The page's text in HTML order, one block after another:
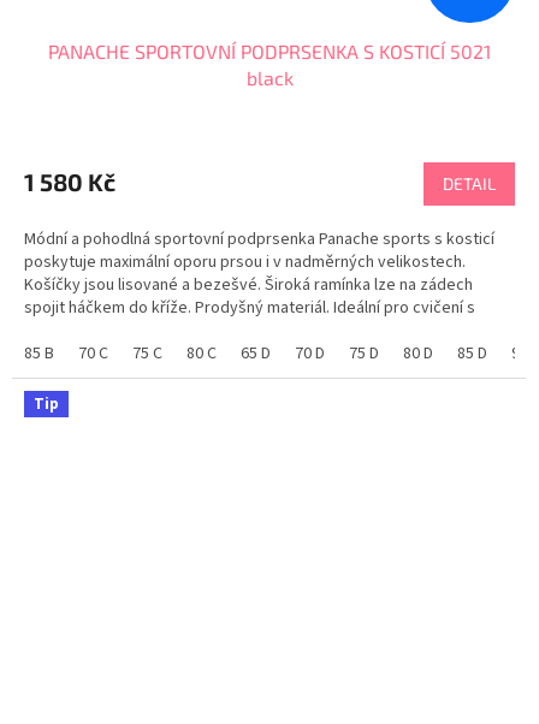
PANACHE SPORTOVNÍ PODPRSENKA S KOSTICÍ 5021
black
produktu
je
z
5
hvězdiček.
1 580 Kč DETAIL
Módní a pohodlná sportovní podprsenka Panache sports s kosticí
poskytuje maximální oporu prsou i v nadměrných velikostech.
Košíčky jsou lisované a bezešvé. Široká ramínka lze na zádech
spojit háčkem do kříže. Prodyšný materiál. Ideální pro cvičení s
85 B
70 C 75 C 80 C 65 D 70 D 75 D 80 D 85 D 90
Tip